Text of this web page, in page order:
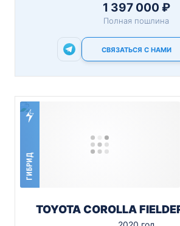
1 397 000 ₽
Полная пошлина
СВЯЗАТЬСЯ С НАМИ
ГИБРИД
TOYOTA COROLLA